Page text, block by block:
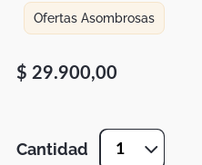
Ofertas Asombrosas
$ 29.900,00
Cantidad 1